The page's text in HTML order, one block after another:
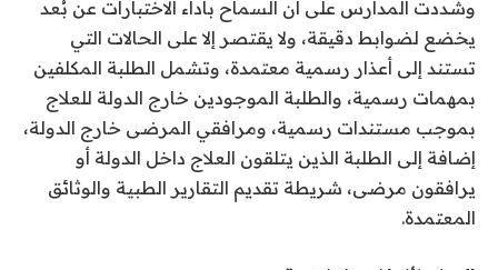
وشددت المدارس على أن السماح بأداء الاختبارات عن بُعد
يخضع لضوابط دقيقة، ولا يقتصر إلا على الحالات التي
تستند إلى أعذار رسمية معتمدة، وتشمل الطلبة المكلفين
بمهمات رسمية، والطلبة الموجودين خارج الدولة للعلاج
بموجب مستندات رسمية، ومرافقي المرضى خارج الدولة،
إضافة إلى الطلبة الذين يتلقون العلاج داخل الدولة أو
يرافقون مرضى، شريطة تقديم التقارير الطبية والوثائق
المعتمدة.